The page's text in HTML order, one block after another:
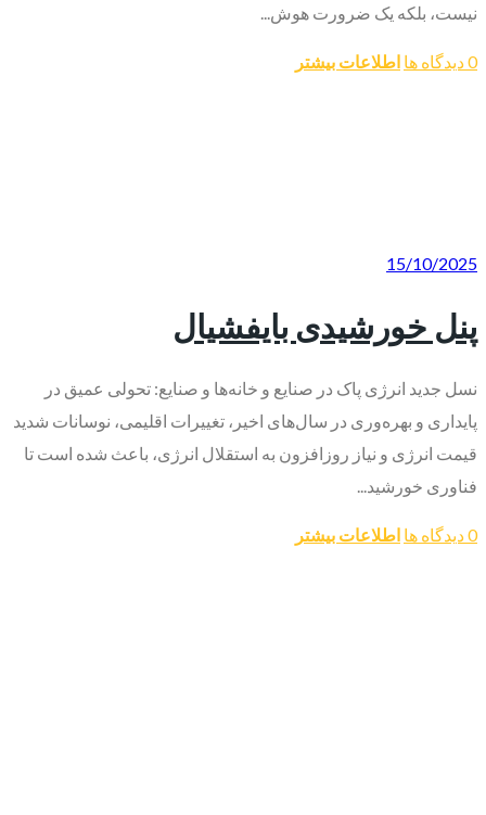
نیست، بلکه یک ضرورت هوش...
0 دیدگاه ها اطلاعات بیشتر
15/10/2025
پنل خورشیدی بایفشیال
نسل جدید انرژی پاک در صنایع و خانه‌ها و صنایع: تحولی عمیق در
پایداری و بهره‌وری در سال‌های اخیر، تغییرات اقلیمی، نوسانات شدید
قیمت انرژی و نیاز روزافزون به استقلال انرژی، باعث شده است تا
فناوری خورشید...
0 دیدگاه ها اطلاعات بیشتر